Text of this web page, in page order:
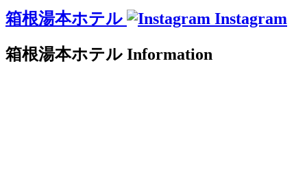
箱根湯本ホテル
Instagram
箱根湯本ホテル Information